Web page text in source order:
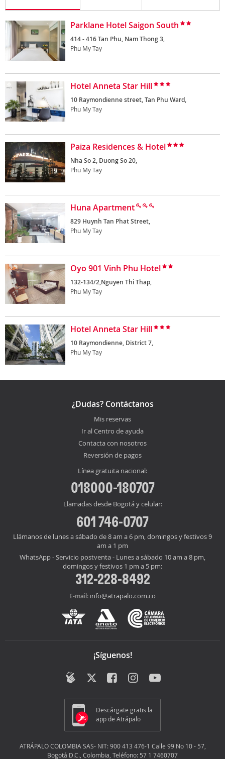
Parklane Hotel Saigon South
414 - 416 Tan Phu, Nam Thong 3,
Phu My Tay
Hotel Anneta Star Hill
10 Raymondienne street, Tan Phu Ward,
Phu My Tay
Paiza Residences & Hotel
Nha So 2, Duong So 20,
Phu My Tay
Huna Apartment
829 Huynh Tan Phat Street,
Phu My Tay
Oyo 901 Vinh Phu Hotel
132-134/2,Nguyen Thi Thap,
Phu My Tay
Hotel Anneta Star Hill
10 Raymondienne, District 7,
Phu My Tay
¿Dudas? Contáctanos
Mis reservas
Ir al Centro de ayuda
Contacta con nosotros
Reversión de pagos
Línea gratuita nacional:
018000-180707
Llamadas desde Bogotá y celular:
601 746-0707
Llámanos de lunes a sábado de 8 am a 6 pm, domingos y festivos 9
am a 1 pm
WhatsApp - Servicio postventa - Lunes a sábado 10 am a 8 pm,
domingos y festivos 1 pm a 5 pm:
312-228-8492
E-mail: info@atrapalo.com.co
¡Síguenos!
Descárgate gratis la
app de Atrápalo
ATRÁPALO COLOMBIA SAS- NIT: 900 413 476-1 Calle 99 No 10 - 57,
Bogotá D.C., Colombia, Teléfono: 57 1 7460707